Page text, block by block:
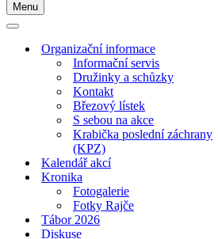
Menu
Navigační
Navigační
Organizační informace
Informační servis
Družinky a schůzky
Kontakt
Březový lístek
S sebou na akce
Krabička poslední záchrany
(KPZ)
Kalendář akcí
Kronika
Fotogalerie
Fotky Rajče
Tábor 2026
Diskuse